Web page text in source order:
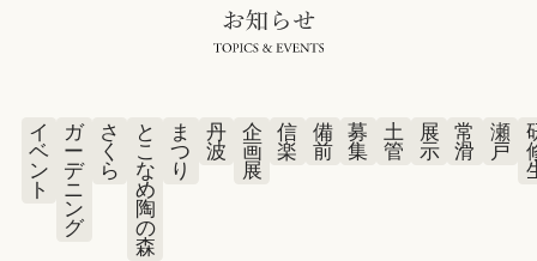
LIBRARY
Downloads
イ
ベ
ン
ト
ガ
ー
デ
ニ
ン
グ
さ
く
ら
と
こ
な
め
陶
の
森
ま
つ
り
丹
波
企
画
展
信
楽
備
前
募
集
土
管
展
示
常
滑
瀬
戸